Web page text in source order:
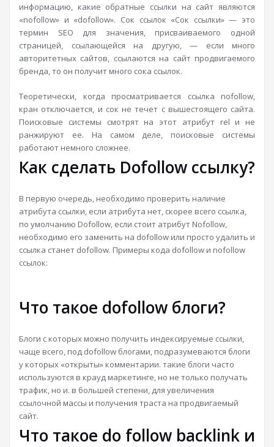
информацию, какие обратные ссылки на сайт являются
«nofollow» и «dofollow». Сок ссылок «Сок ссылки» — это
термин SEO для значения, присваиваемого одной
страницей, ссылающейся на другую, — если много
авторитетных сайтов, ссылаются на сайт продвигаемого
бренда, то он получит много сока ссылок.
Теоретически, когда просматривается ссылка nofollow,
кран отключается, и сок не течет с вышестоящего сайта.
Поисковые системы смотрят на этот атрибут rel и не
ранжируют ее. На самом деле, поисковые системы
работают немного сложнее.
Как сделать Dofollow ссылку?
В первую очередь, необходимо проверить наличие
атрибута ссылки, если атрибута нет, скорее всего ссылка,
по умолчанию Dofollow, если стоит атрибут Nofollow,
необходимо его заменить на dofollow или просто удалить и
ссылка станет dofollow. Примеры кода dofollow и nofollow
ссылок:
Что такое dofollow блоги?
Блоги с которых можно получить индексируемые ссылки,
чаще всего, под dofollow блогами, подразумеваются блоги
у которых «открыты» комментарии. такие блоги часто
используются в крауд маркетинге, но не только получать
трафик, но и. в большей степени, для увеличения
ссылочной массы и получения траста на продвигаемый
сайт.
Что такое do follow backlink и